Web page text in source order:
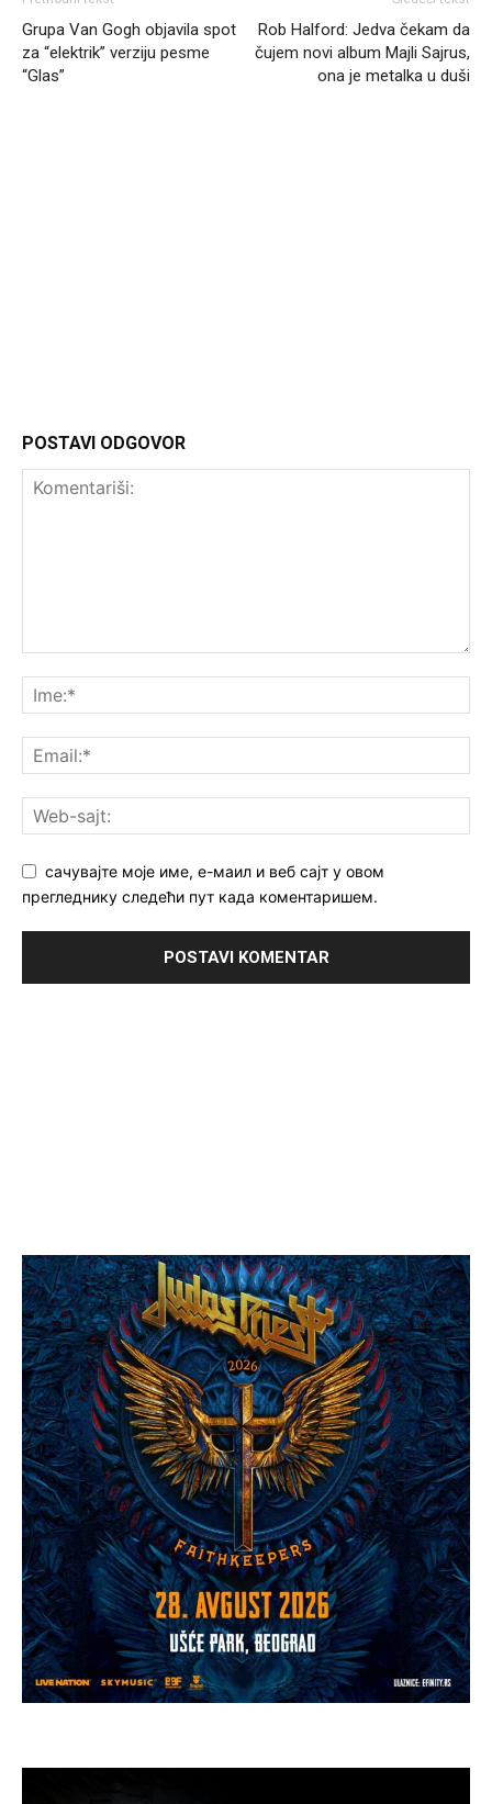
Grupa Van Gogh objavila spot
za “elektrik” verziju pesme
“Glas”
Rob Halford: Jedva čekam da
čujem novi album Majli Sajrus,
ona je metalka u duši
POSTAVI ODGOVOR
сачувајте моје име, е-маил и веб сајт у овом
прегледнику следећи пут када коментаришем.